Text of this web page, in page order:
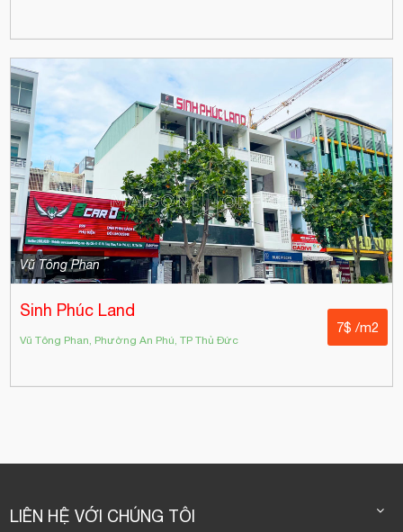
Vũ Tông Phan
Sinh Phúc Land
Vũ Tông Phan, Phường An Phú, TP Thủ Đức
7$ /m2
LIÊN HỆ VỚI CHÚNG TÔI